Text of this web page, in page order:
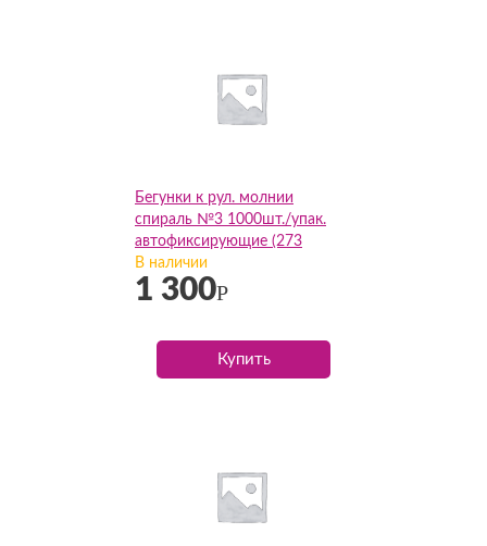
Бегунки к рул. молнии
спираль №3 1000шт./упак.
автофиксирующие (273
темно-зеленый), упак
В наличии
1 300Р
Купить